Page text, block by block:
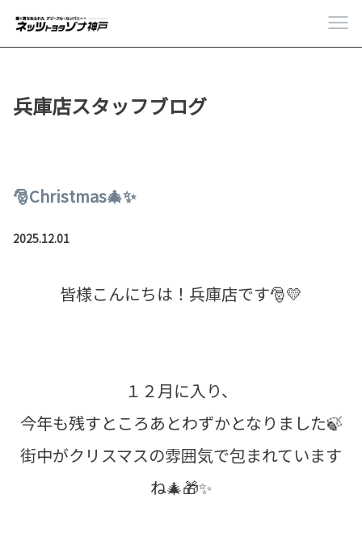
兵庫店スタッフブログ
🎅Christmas🎄✨
2025.12.01
皆様こんにちは！兵庫店です🎅💛
１２月に入り、
今年も残すところあとわずかとなりました🍃
街中がクリスマスの雰囲気で包まれています
ね🎄🎁✨